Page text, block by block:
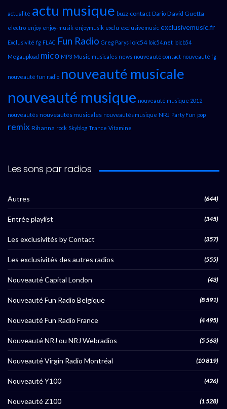
actualité actu musique buzz contact Dario David Guetta
electro enjoy enjoy-musik enjoymusik exclu exclusivemusic exclusivemusic.fr
Exclusivité fg FLAC Fun Radio Greg Parys loic54 loic54.net loicb54
Megaupload mico MP3 Music musicales news nouveauté contact nouveauté fg
nouveauté fun radio nouveauté musicale
nouveauté musique nouveauté musique 2012
nouveautés nouveautés musicales nouveautés musique NRJ Party Fun pop
remix Rihanna rock Skyblog Trance Vitamine
Les sons par radios
Autres (644)
Entrée playlist (345)
Les exclusivités by Contact (357)
Les exclusivités des autres radios (555)
Nouveauté Capital London (43)
Nouveauté Fun Radio Belgique (8 591)
Nouveauté Fun Radio France (4 495)
Nouveauté NRJ ou NRJ Webradios (5 563)
Nouveauté Virgin Radio Montréal (10 819)
Nouveauté Y100 (426)
Nouveauté Z100 (1 528)